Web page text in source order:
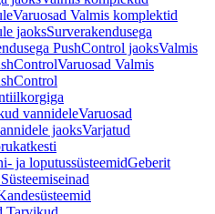
Varuosad Valmis komplektid
jaoksSurverakendusega
PushControl jaoksValmis
Varuosad Valmis
vannideleVaruosad
jaoksVarjatud
ja loputussüsteemidGeberit